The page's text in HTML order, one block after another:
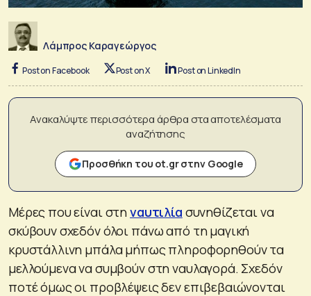
Λάμπρος Καραγεώργος
Post on Facebook Post on X Post on LinkedIn
Ανακαλύψτε περισσότερα άρθρα στα αποτελέσματα
αναζήτησης
Προσθήκη του ot.gr στην Google
Μέρες που είναι στηναυτιλία συνηθίζεται να
σκύβουν σχεδόν όλοι πάνω από τη μαγική
κρυστάλλινη μπάλα μήπως πληροφορηθούν τα
μελλούμενα να συμβούν στη ναυλαγορά. Σχεδόν
ποτέ όμως οι προβλέψεις δεν επιβεβαιώνονται